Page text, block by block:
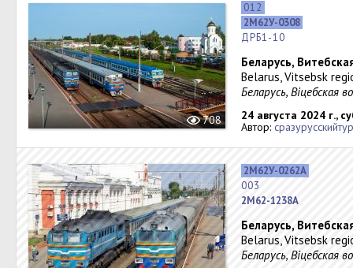
708
012
2М62У-0308
ДРБ1-10
Беларусь,
Belarus, Vitsebsk
Беларусь, Віцебская
24 августа 2024 г.,
Автор:
2М62У-0262А
003
2М62-1238А
Беларусь,
Belarus, Vitsebsk
Беларусь, Віцебская